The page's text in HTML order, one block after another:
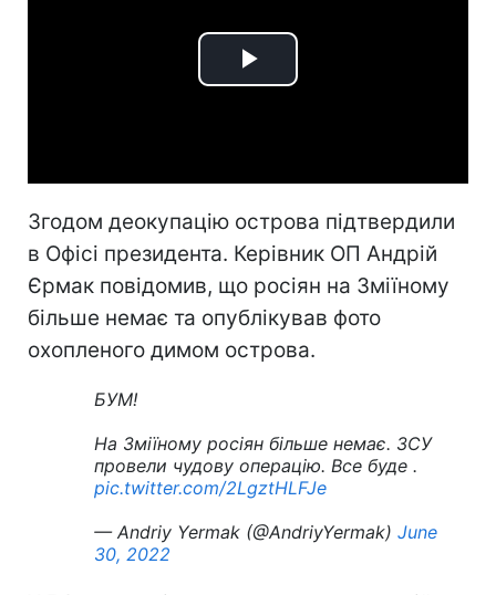
Play
Згодом деокупацію острова підтвердили
в Офісі президента. Керівник ОП Андрій
Єрмак повідомив, що росіян на Зміїному
більше немає та опублікував фото
охопленого димом острова.
БУМ!
На Зміїному росіян більше немає. ЗСУ
провели чудову операцію. Все буде .
pic.twitter.com/2LgztHLFJe
— Andriy Yermak (@AndriyYermak) June
30, 2022